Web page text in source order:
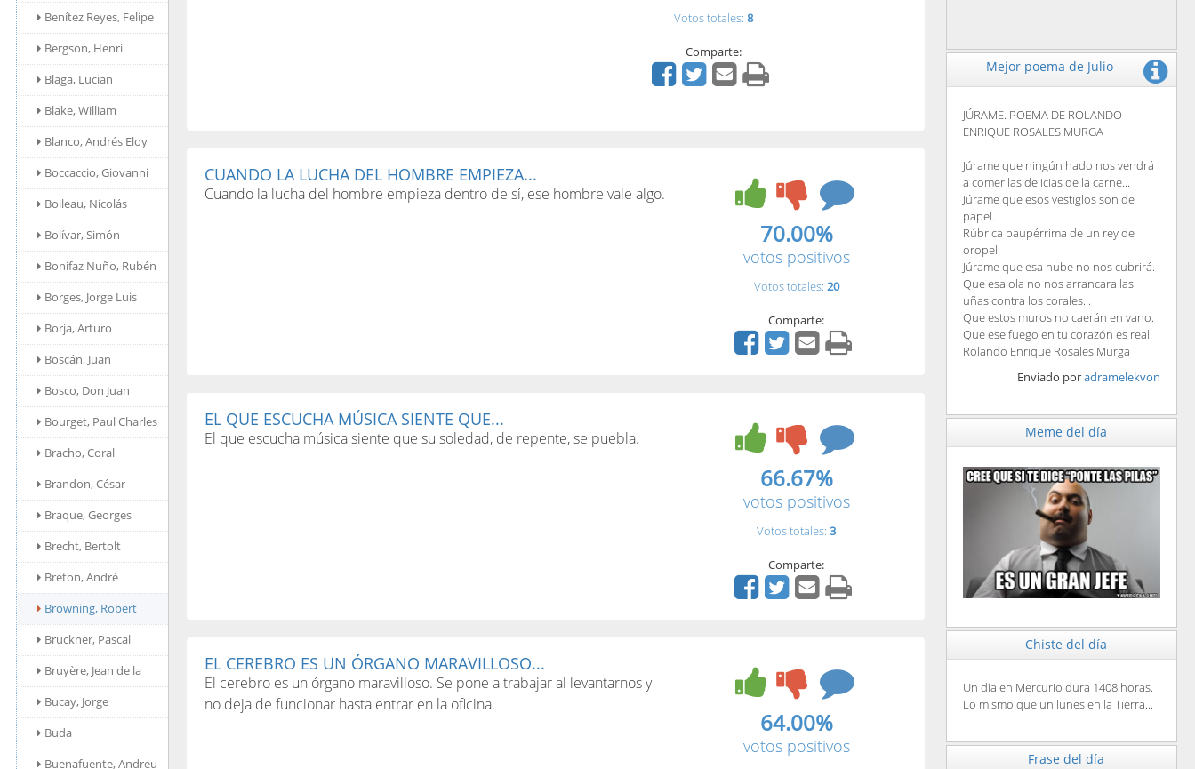
Benítez Reyes, Felipe
Bergson, Henri
Blaga, Lucian
Blake, William
Blanco, Andrés Eloy
Boccaccio, Giovanni
Boileau, Nicolás
Bolívar, Simón
Bonifaz Nuño, Rubén
Borges, Jorge Luis
Borja, Arturo
Boscán, Juan
Bosco, Don Juan
Bourget, Paul Charles
Bracho, Coral
Brandon, César
Braque, Georges
Brecht, Bertolt
Breton, André
Browning, Robert
Bruckner, Pascal
Bruyère, Jean de la
Bucay, Jorge
Buda
Buenafuente, Andreu
Votos totales:8
Comparte:
CUANDO LA LUCHA DEL HOMBRE EMPIEZA...
Cuando la lucha del hombre empieza dentro de sí, ese hombre vale algo.
70.00%
votos positivos
Votos totales: 20
Comparte:
EL QUE ESCUCHA MÚSICA SIENTE QUE...
El que escucha música siente que su soledad, de repente, se puebla.
66.67%
votos positivos
Votos totales: 3
Comparte:
EL CEREBRO ES UN ÓRGANO MARAVILLOSO...
El cerebro es un órgano maravilloso. Se pone a trabajar al levantarnos y
no deja de funcionar hasta entrar en la oficina.
64.00%
votos positivos
Mejor poema de Julio
JÚRAME. POEMA DE ROLANDO
ENRIQUE ROSALES MURGA
Júrame que ningún hado nos vendrá
a comer las delicias de la carne...
Júrame que esos vestiglos son de
papel.
Rúbrica paupérrima de un rey de
oropel.
Júrame que esa nube no nos cubrirá.
Que esa ola no nos arrancara las
uñas contra los corales...
Que estos muros no caerán en vano.
Que ese fuego en tu corazón es real.
Rolando Enrique Rosales Murga
Enviado poradramelekvon
Meme del día
Chiste del día
Un día en Mercurio dura 1408 horas.
Lo mismo que un lunes en la Tierra...
Frase del día